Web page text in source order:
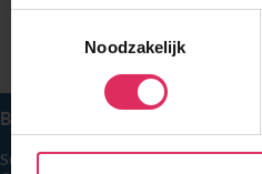
Uw apparaat
Lees meer over hoe uw
toestemming op elk
social media te bieden en
Noodzakelijk
BEL ONS
Summit Travel B.V.